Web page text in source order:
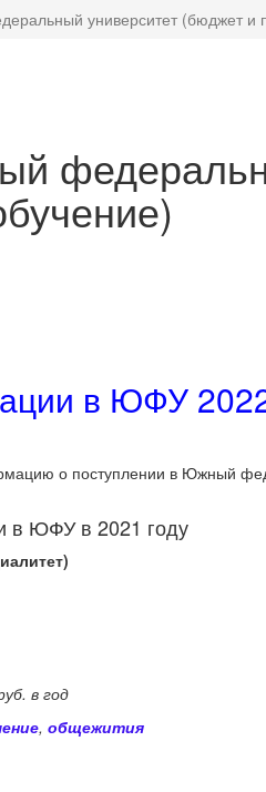
университет (бюджет и
в ЮФУ
о поступлении в Южный
в ЮФУ в 2021 году
в год
, общежития